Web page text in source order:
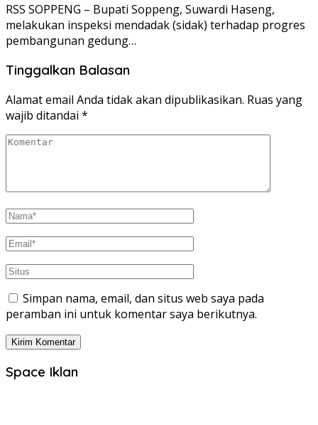
RSS SOPPENG – Bupati Soppeng, Suwardi Haseng,
melakukan inspeksi mendadak (sidak) terhadap progres
pembangunan gedung…
Tinggalkan Balasan
Alamat email Anda tidak akan dipublikasikan. Ruas yang
wajib ditandai *
Simpan nama, email, dan situs web saya pada
peramban ini untuk komentar saya berikutnya.
Space Iklan